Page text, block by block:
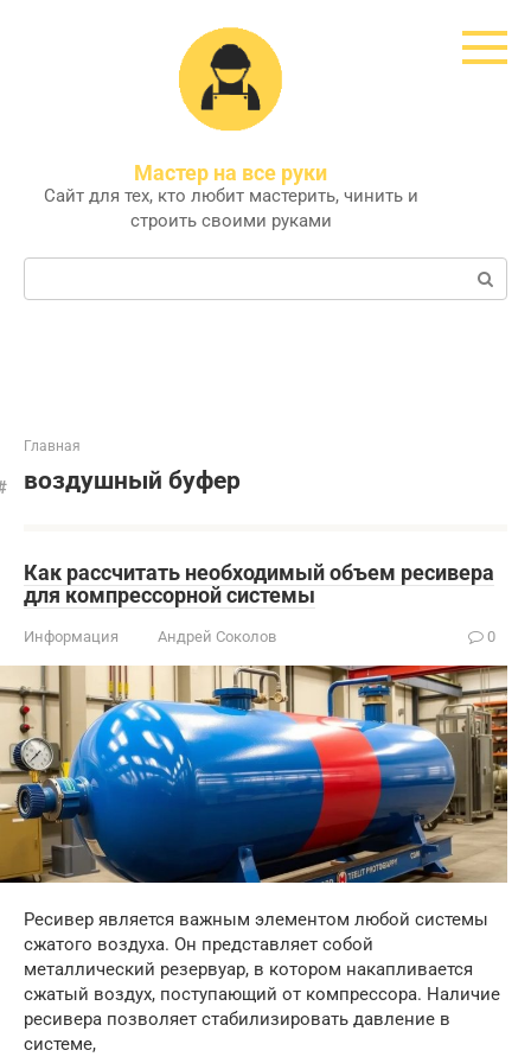
Мастер на все руки
Сайт для тех, кто любит мастерить, чинить и
строить своими руками
Поиск:
Главная
воздушный буфер
Как рассчитать необходимый объем ресивера
для компрессорной системы
Информация Андрей Соколов 0
Ресивер является важным элементом любой системы
сжатого воздуха. Он представляет собой
металлический резервуар, в котором накапливается
сжатый воздух, поступающий от компрессора. Наличие
ресивера позволяет стабилизировать давление в
системе,